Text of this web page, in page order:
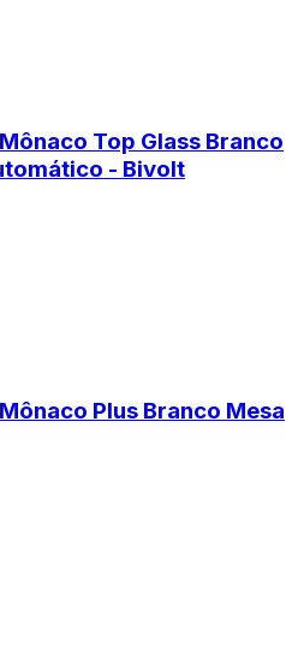
Top Glass Branco
- Bivolt
Plus Branco Mesa